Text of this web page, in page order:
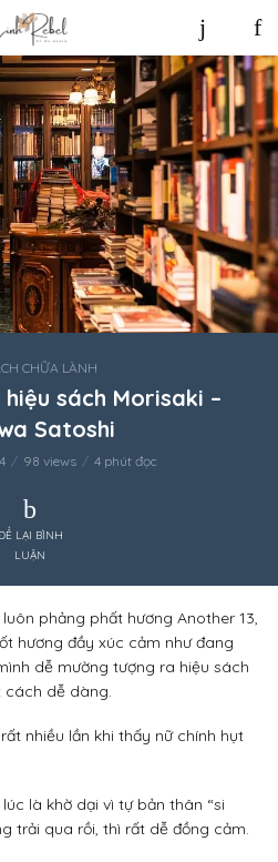
CHỮA LÀNH
sách Morisaki –
Satoshi
98 views 4 phút đọc
LẠI BÌNH
LUẬN
phảng phất hương Another 13,
hương đầy xúc cảm như đang
dễ mường tượng ra hiệu sách
cách dễ dàng.
nhiều lần khi thấy nữ chính hụt
là khờ dại vì tự bản thân “si
trải qua rồi, thì rất dễ đồng cảm.